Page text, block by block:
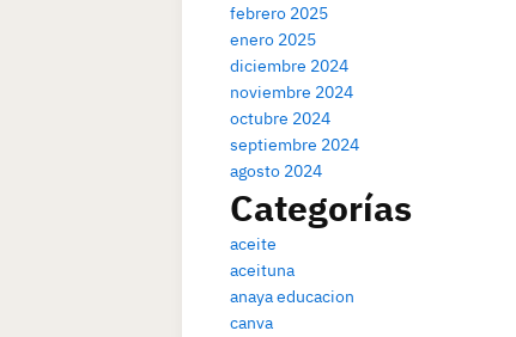
febrero 2025
enero 2025
diciembre 2024
noviembre 2024
octubre 2024
septiembre 2024
agosto 2024
Categorías
aceite
aceituna
anaya educacion
canva